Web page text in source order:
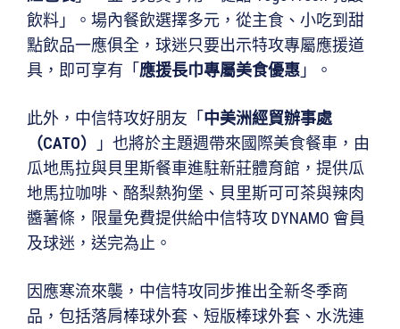
飲料」。場內餐飲選擇多元，從主食、小吃到甜
點飲品一應俱全，球迷只要出示特攻專屬應援道
具，即可享有「 應援長巾專屬美食優惠 」。
此外，中信特攻好朋友「 中美洲經貿辦事處
（CATO）
」也將於主題週帶來國際美食餐車，由
瓜地馬拉與貝里斯餐車進駐新莊體育館，提供瓜
地馬拉咖啡、酪梨熱狗堡、貝里斯可可茶與辣肉
醬薯條，限量免費提供給中信特攻 DYNAMO 會員
及球迷，送完為止。
因應寒流來襲，中信特攻同步推出全新冬季商
品，包括落肩棒球外套、短版棒球外套、水洗連